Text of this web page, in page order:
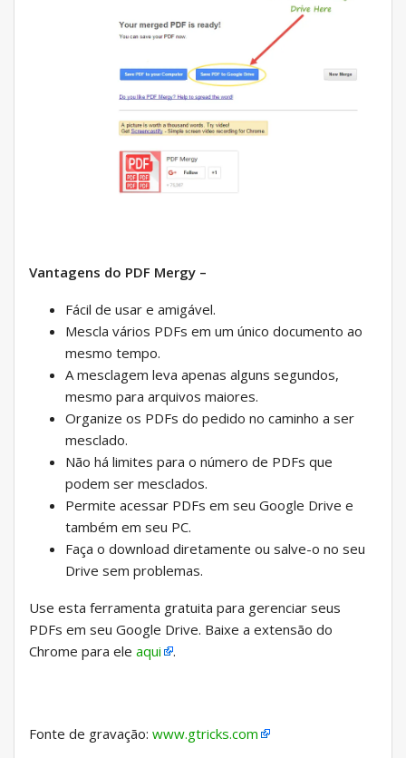
Vantagens do PDF Mergy –
Fácil de usar e amigável.
Mescla vários PDFs em um único documento ao
mesmo tempo.
A mesclagem leva apenas alguns segundos,
mesmo para arquivos maiores.
Organize os PDFs do pedido no caminho a ser
mesclado.
Não há limites para o número de PDFs que
podem ser mesclados.
Permite acessar PDFs em seu Google Drive e
também em seu PC.
Faça o download diretamente ou salve-o no seu
Drive sem problemas.
Use esta ferramenta gratuita para gerenciar seus
PDFs em seu Google Drive. Baixe a extensão do
Chrome para ele aqui .
Fonte de gravação: www.gtricks.com